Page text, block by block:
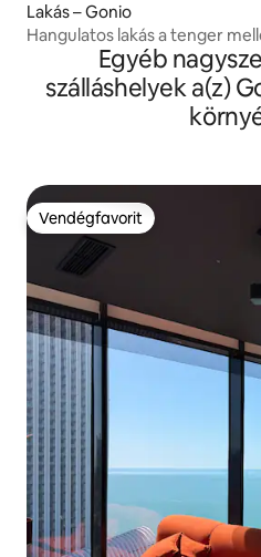
Lakás – Gonio
Hangulatos lakás a tenger
Egyéb
szálláshelyek a(z)
Vendégfavorit
Vendégfavorit